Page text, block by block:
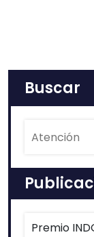
Buscar
Premio